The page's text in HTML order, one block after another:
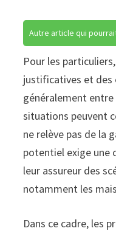
Autre article qui
Pour les
justificatives et des
généralement
situations peuvent
ne relève pas de la
potentiel exige une
leur assureur des
notamment les
Dans ce cadre, les